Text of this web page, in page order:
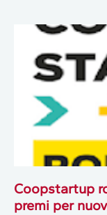
Coopstartup
premi per